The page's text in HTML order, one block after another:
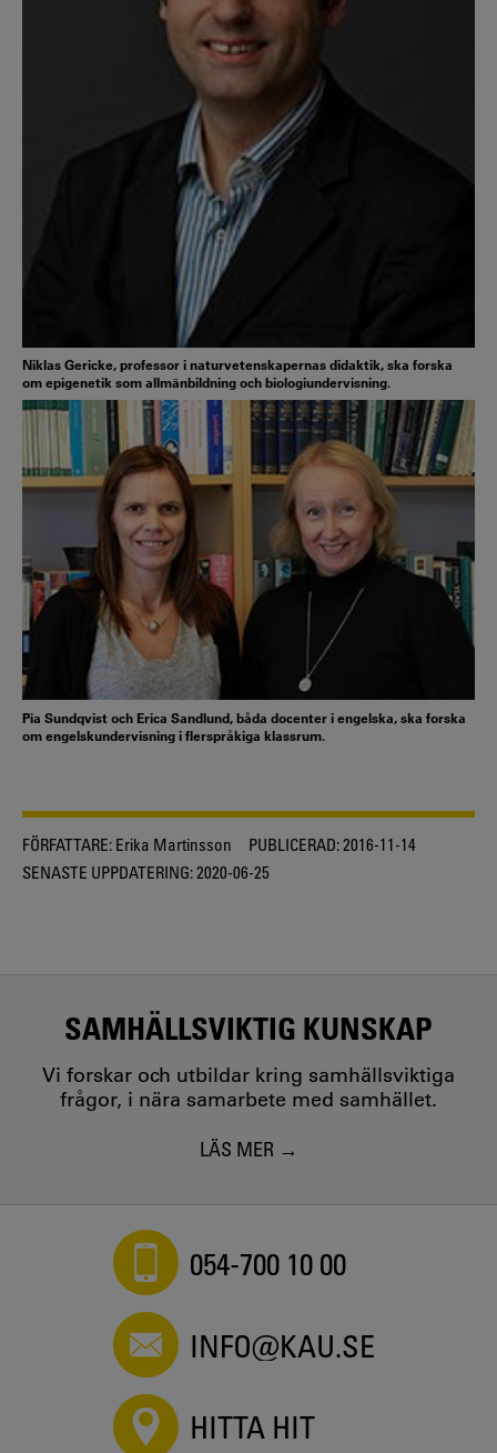
Niklas Gericke, professor i naturvetenskapernas didaktik, ska forska
om epigenetik som allmänbildning och biologiundervisning.
Pia Sundqvist och Erica Sandlund, båda docenter i engelska, ska forska
om engelskundervisning i flerspråkiga klassrum.
FÖRFATTARE: Erika Martinsson PUBLICERAD:2016-11-14
SENASTE UPPDATERING:2020-06-25
SAMHÄLLSVIKTIG KUNSKAP
Vi forskar och utbildar kring samhällsviktiga
frågor, i nära samarbete med samhället.
LÄS MER
054-700 10 00
INFO@KAU.SE
HITTA HIT